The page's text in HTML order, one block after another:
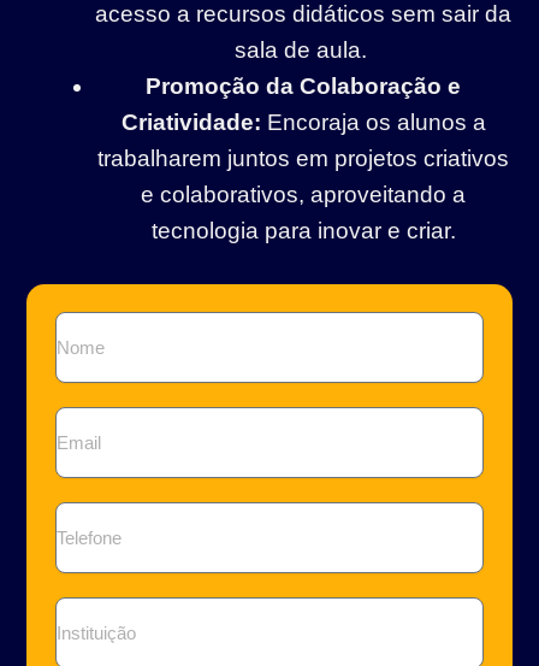
acesso a recursos didáticos sem sair da
sala de aula.
Promoção da Colaboração e
Criatividade: Encoraja os alunos a
trabalharem juntos em projetos criativos
e colaborativos, aproveitando a
tecnologia para inovar e criar.
Nome
Email
Telefone
Instituição